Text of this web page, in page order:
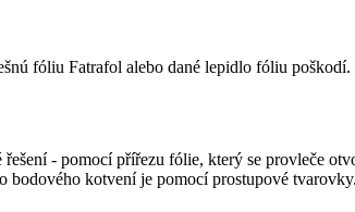
fóliu Fatrafol alebo dané lepidlo fóliu
- pomocí přířezu fólie, který se provleče
kotvení je pomocí prostupové